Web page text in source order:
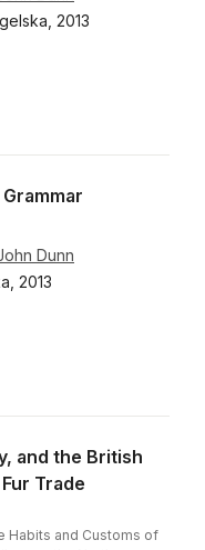
2013
Dunn
2013
and the British
Trade
Habits and Customs of